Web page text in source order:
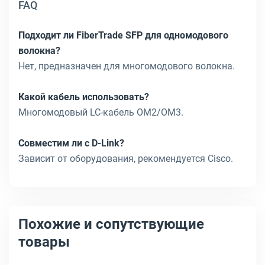
FAQ
Подходит ли FiberTrade SFP для одномодового
волокна?
Нет, предназначен для многомодового волокна.
Какой кабель использовать?
Многомодовый LC-кабель OM2/OM3.
Совместим ли с D-Link?
Зависит от оборудования, рекомендуется Cisco.
Похожие и сопутствующие
товары